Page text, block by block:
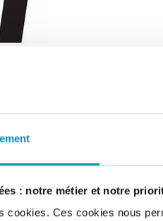
: notre métier et notre
cookies. Ces cookies nous